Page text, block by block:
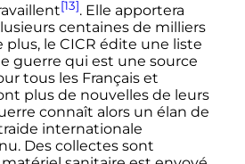
[13]. Elle apportera
centaines de milliers
plus, le CICR édite une liste
guerre qui est une source
tous les Français et
plus de nouvelles de leurs
connaît alors un élan de
internationale
Des collectes sont